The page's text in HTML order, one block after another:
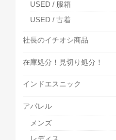
USED / 服箱
USED / 古着
社長のイチオシ商品
在庫処分！見切り処分！
インドエスニック
アパレル
メンズ
レディス